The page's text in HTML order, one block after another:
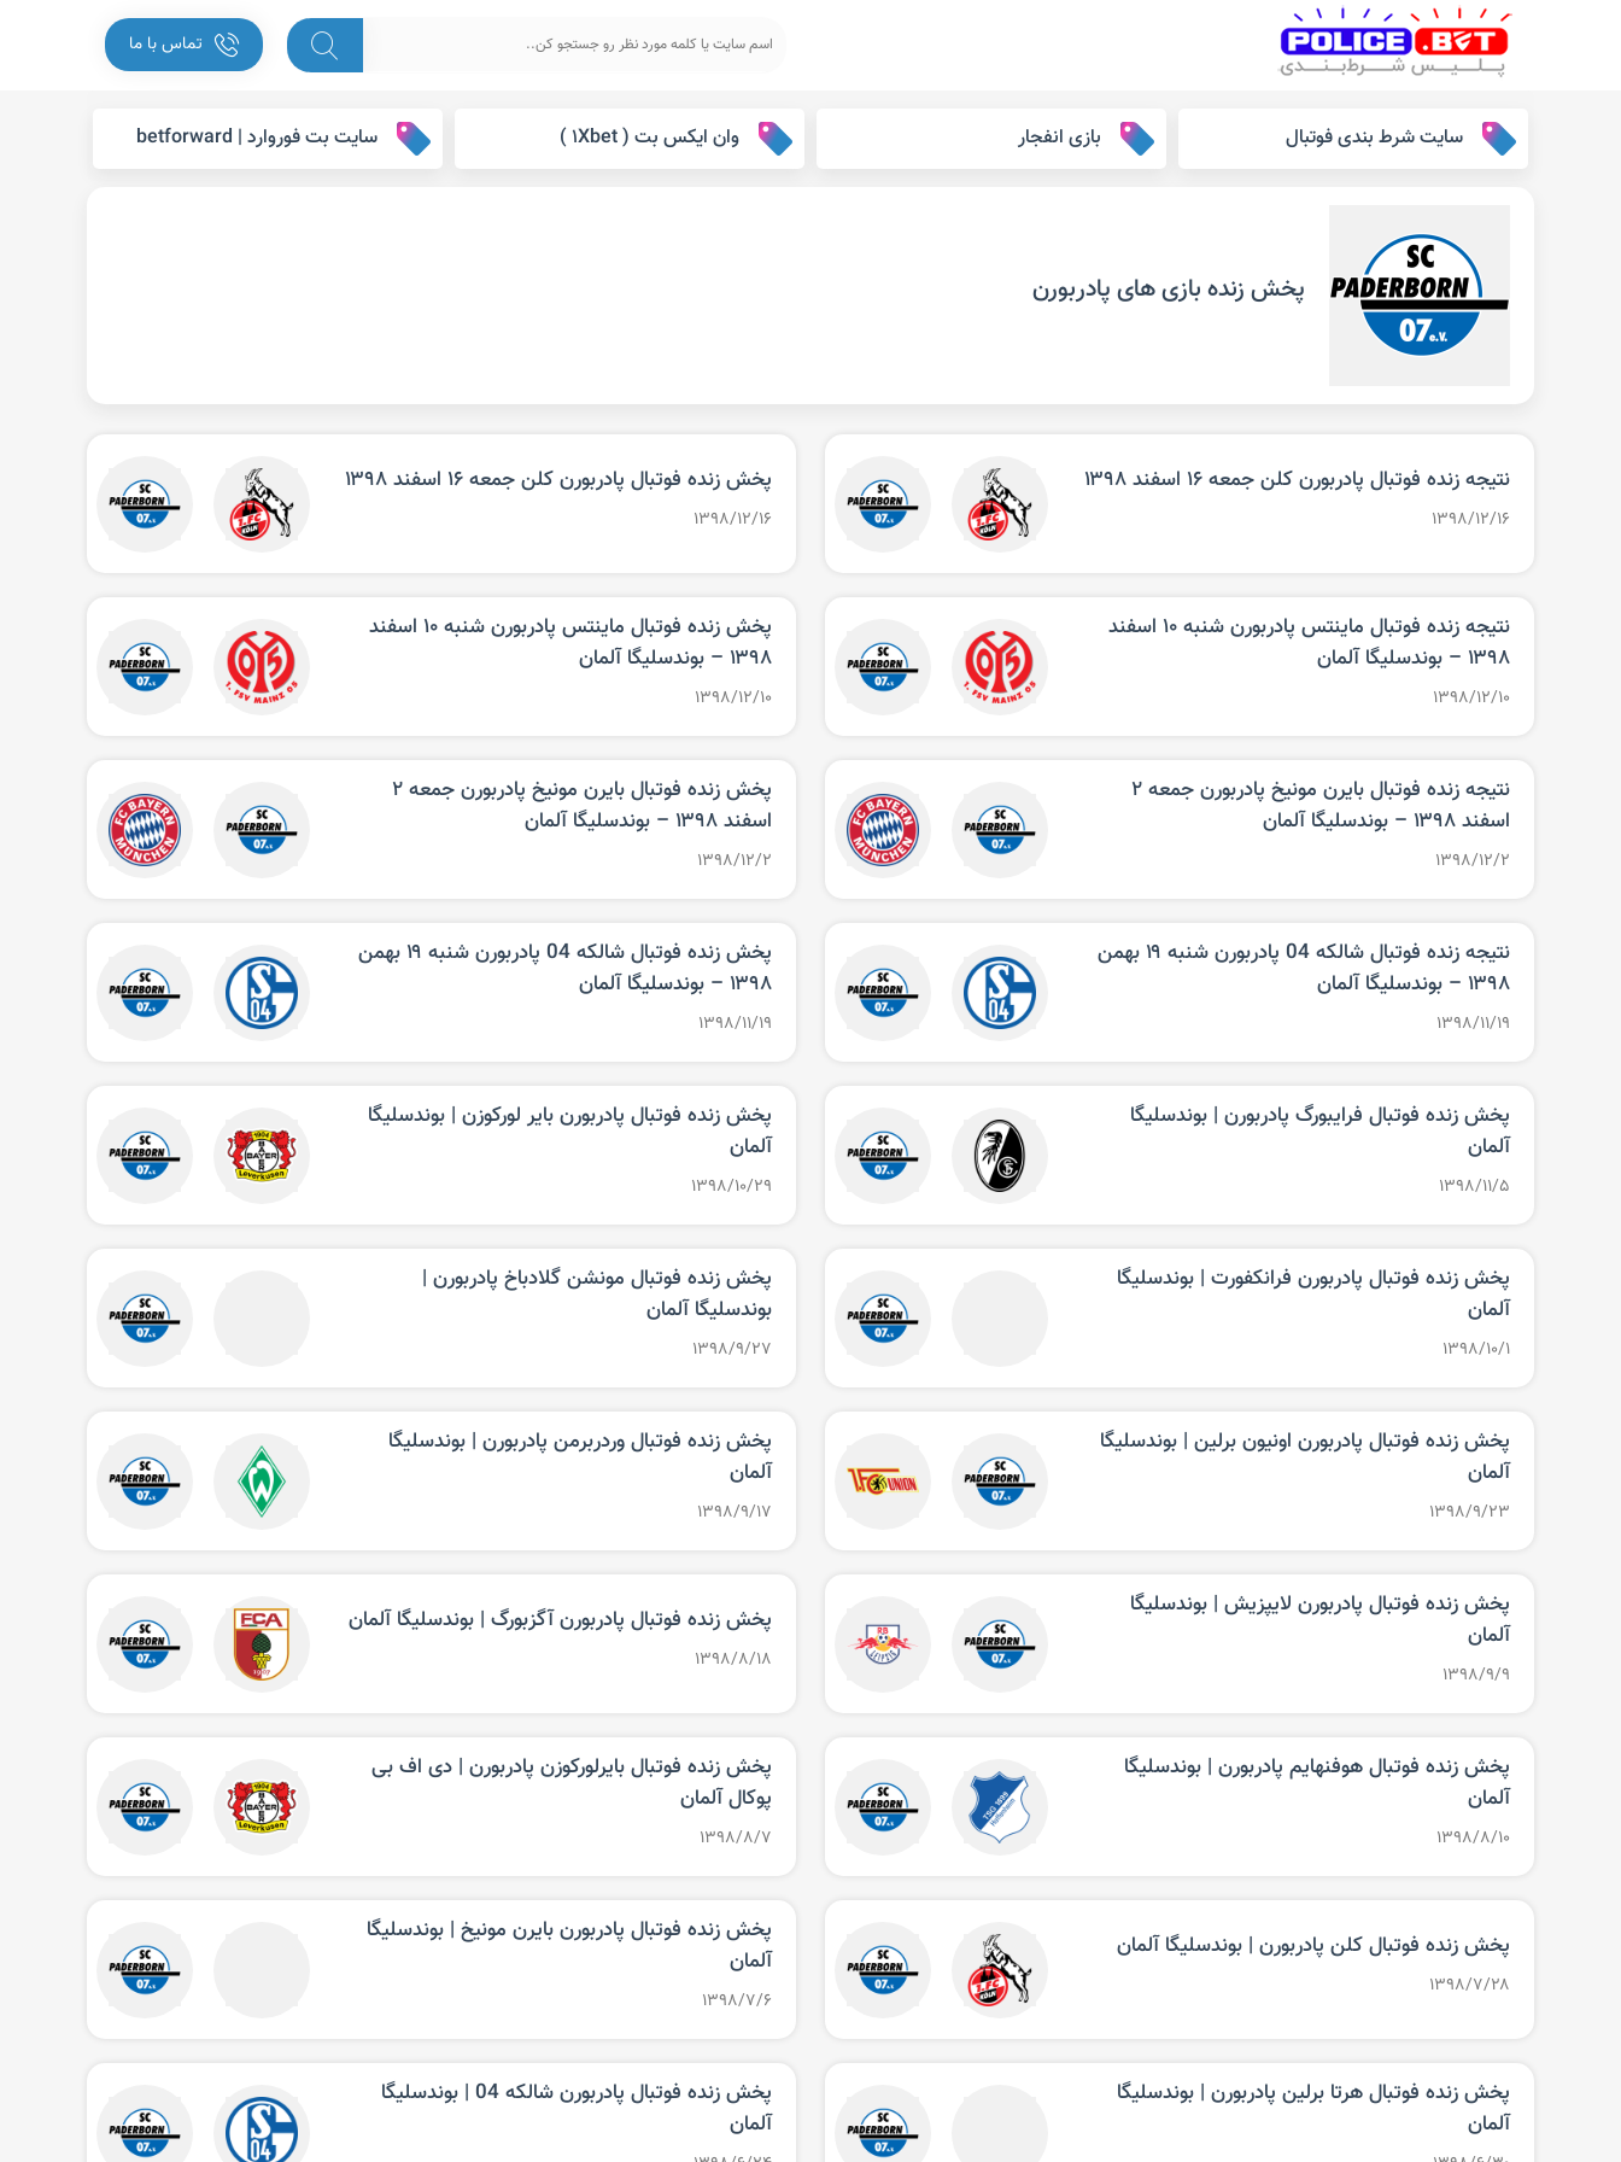
تماس با ما
سایت شرط بندی فوتبال بازی انفجار وان ایکس بت ( ۱Xbet ) سایت بت فوروارد | betforward
پخش زنده بازی های پادربورن
نتیجه زنده فوتبال پادربورن کلن جمعه ۱۶ اسفند ۱۳۹۸‌
۱۳۹۸/۱۲/۱۶
پخش زنده فوتبال پادربورن کلن جمعه ۱۶ اسفند ۱۳۹۸‌
۱۳۹۸/۱۲/۱۶
نتیجه زنده فوتبال ماینتس پادربورن شنبه ۱۰ اسفند
۱۳۹۸‌ – بوندسلیگا آلمان
۱۳۹۸/۱۲/۱۰
پخش زنده فوتبال ماینتس پادربورن شنبه ۱۰ اسفند
۱۳۹۸‌ – بوندسلیگا آلمان
۱۳۹۸/۱۲/۱۰
نتیجه زنده فوتبال بایرن مونیخ پادربورن جمعه ۲
اسفند ۱۳۹۸‌ – بوندسلیگا آلمان
۱۳۹۸/۱۲/۲
پخش زنده فوتبال بایرن مونیخ پادربورن جمعه ۲
اسفند ۱۳۹۸‌ – بوندسلیگا آلمان
۱۳۹۸/۱۲/۲
نتیجه زنده فوتبال شالکه 04 پادربورن شنبه ۱۹ بهمن
۱۳۹۸‌ – بوندسلیگا آلمان
۱۳۹۸/۱۱/۱۹
پخش زنده فوتبال شالکه 04 پادربورن شنبه ۱۹ بهمن
۱۳۹۸‌ – بوندسلیگا آلمان
۱۳۹۸/۱۱/۱۹
پخش زنده فوتبال فرایبورگ پادربورن‌ | بوندسلیگا
آلمان
۱۳۹۸/۱۱/۵
پخش زنده فوتبال پادربورن بایر لورکوزن‌ | بوندسلیگا
آلمان
۱۳۹۸/۱۰/۲۹
پخش زنده فوتبال پادربورن فرانکفورت‌ | بوندسلیگا
آلمان
۱۳۹۸/۱۰/۱
پخش زنده فوتبال مونشن گلادباخ پادربورن‌ |
بوندسلیگا آلمان
۱۳۹۸/۹/۲۷
پخش زنده فوتبال پادربورن اونیون برلین‌ | بوندسلیگا
آلمان
۱۳۹۸/۹/۲۳
پخش زنده فوتبال وردربرمن پادربورن‌ | بوندسلیگا
آلمان
۱۳۹۸/۹/۱۷
پخش زنده فوتبال پادربورن لایپزیش‌ | بوندسلیگا
آلمان
۱۳۹۸/۹/۹
پخش زنده فوتبال پادربورن آگزبورگ‌ | بوندسلیگا آلمان
۱۳۹۸/۸/۱۸
پخش زنده فوتبال هوفنهایم پادربورن‌ | بوندسلیگا
آلمان
۱۳۹۸/۸/۱۰
پخش زنده فوتبال بایرلورکوزن پادربورن‌ | دی اف بی
پوکال آلمان
۱۳۹۸/۸/۷
پخش زنده فوتبال کلن پادربورن‌ | بوندسلیگا آلمان
۱۳۹۸/۷/۲۸
پخش زنده فوتبال پادربورن بایرن مونیخ‌ | بوندسلیگا
آلمان
۱۳۹۸/۷/۶
پخش زنده فوتبال هرتا برلین پادربورن‌ | بوندسلیگا
آلمان
پخش زنده فوتبال پادربورن شالکه 04‌ | بوندسلیگا
آلمان